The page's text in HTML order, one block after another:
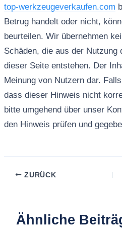
top-werkzeugeverkaufen.com
Betrug handelt oder nicht,
beurteilen. Wir übernehmen
Schäden, die aus der Nutzung
dieser Seite entstehen. Der
Meinung von Nutzern dar.
dass dieser Hinweis nicht
bitte umgehend über unser
den Hinweis prüfen und
ZURÜCK
Ähnliche